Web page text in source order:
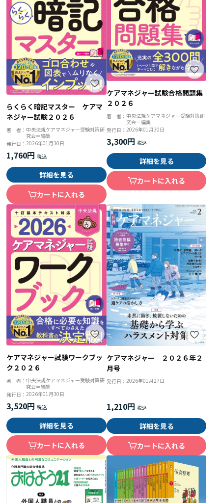
らくらく暗記マスター ケアマ
ネジャー試験２０２６
著 者： 中央法規ケアマネジャー受験対策研
究会＝編集
発行日：2026年01月30日
1,760円
詳細を見る
カートに入れる
ケアマネジャー試験合格問題集
２０２６
著 者： 中央法規ケアマネジャー受験対策研
究会＝編集
発行日： 2026年01月30日
3,300円
詳細を見る
カートに入れる
ケアマネジャー試験ワークブッ
ク２０２６
著 者： 中央法規ケアマネジャー受験対策研
究会＝編集
発行日：2026年01月30日
3,520円
詳細を見る
カートに入れる
ケアマネジャー ２０２６年２
月号
発行日： 2026年01月27日
1,210円
詳細を見る
カートに入れる